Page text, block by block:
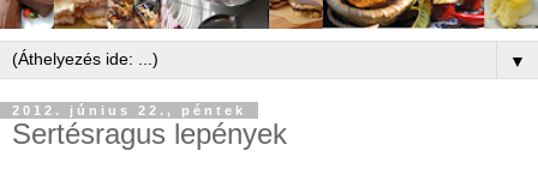
▼
2012. június 22., péntek
Sertésragus lepények